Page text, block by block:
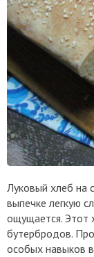
Луковый хлеб на
выпечке легкую
ощущается. Этот
бутербродов.
особых навыков